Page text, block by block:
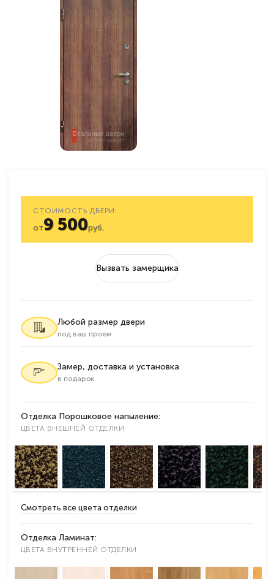
СТОИМОСТЬ ДВЕРИ:
от9 500руб.
Вызвать замерщика
Любой размер двери
под ваш проем
Замер, доставка и установка
в подарок
Отделка Порошковое напыление:
ЦВЕТА ВНЕШНЕЙ ОТДЕЛКИ
Смотреть все цвета отделки
Отделка Ламинат:
ЦВЕТА ВНУТРЕННЕЙ ОТДЕЛКИ